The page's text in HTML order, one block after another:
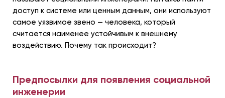
доступ к системе или ценным данным, они используют
самое уязвимое звено — человека, который
считается наименее устойчивым к внешнему
воздействию. Почему так происходит?
Предпосылки для появления социальной
инженерии